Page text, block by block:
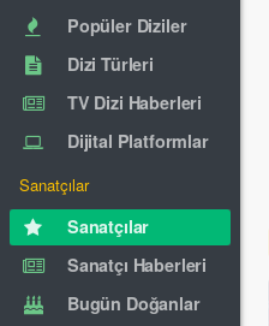
Popüler Diziler
Dizi Türleri
TV Dizi Haberleri
Dijital Platformlar
Sanatçılar
Sanatçılar
Sanatçı Haberleri
Bugün Doğanlar